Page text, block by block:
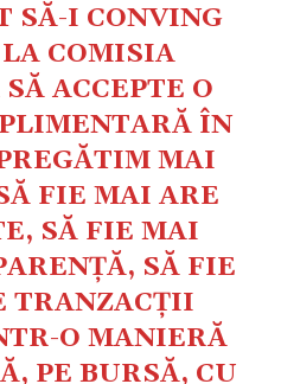
SĂ-I CONVING
COMISIA
ACCEPTE O
ÎN
MAI
FIE MAI ARE
SĂ FIE MAI
SĂ FIE
TRANZACȚII
O MANIERĂ
PE BURSĂ, CU